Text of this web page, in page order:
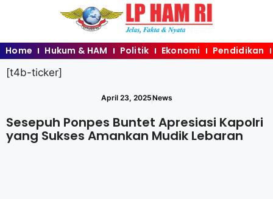
Home Hukum & HAM Politik Ekonomi
Pendidikan
[t4b-ticker]
April 23, 2025News
Sesepuh Ponpes Buntet Apresiasi Kapolri
yang Sukses Amankan Mudik Lebaran